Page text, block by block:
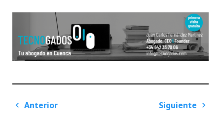
Navegación
Anterior
Siguiente